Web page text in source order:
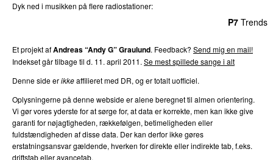
Dyk ned i musikken på flere radiostationer:
P7 Trends
Et projekt afAndreas “Andy G” Graulund. Feedback? Send mig en mail!
Indekset går tilbage til d. 11. april 2011. Se mest spillede sange i alt
Denne side erikkeaffilieret med DR, og er totalt uofficiel.
Oplysningerne på denne webside er alene beregnet til almen orientering.
Vi gør vores yderste for at sørge for, at data er korrekte, men kan ikke give
garanti for nøjagtigheden, rækkefølgen, betimeligheden eller
fuldstændigheden af disse data. Der kan derfor ikke gøres
erstatningsansvar gældende, hverken for direkte eller indirekte tab, f.eks.
driftstab eller avancetab.